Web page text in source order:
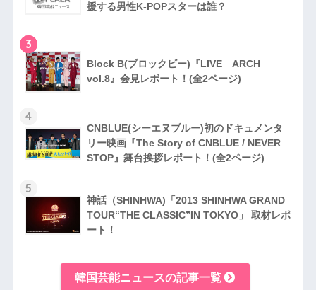
援する男性K-POPスターは誰？
3
Block B(ブロックビー)『LIVE ARCH
vol.8』会見レポート！(全2ページ)
4
CNBLUE(シーエヌブルー)初のドキュメンタ
リー映画『The Story of CNBLUE / NEVER
STOP』舞台挨拶レポート！(全2ページ)
5
神話（SHINHWA)「2013 SHINHWA GRAND
TOUR“THE CLASSIC”IN TOKYO」 取材レポ
ート！
韓国芸能ニュースの記事一覧